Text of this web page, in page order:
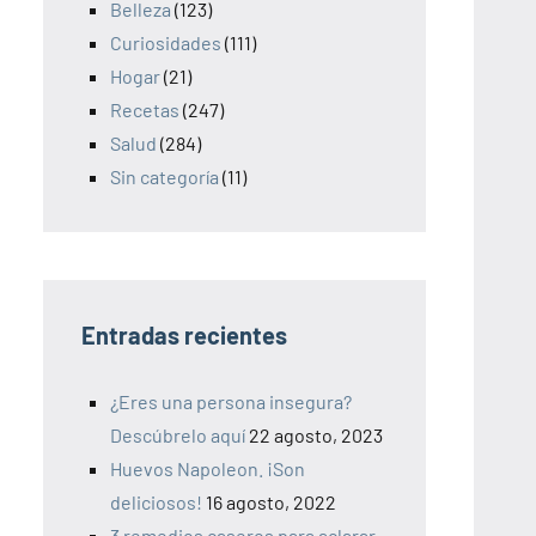
Belleza (123)
Curiosidades (111)
Hogar(21)
Recetas (247)
Salud (284)
Sin categoría (11)
Entradas recientes
¿Eres una persona insegura?
Descúbrelo aquí 22 agosto, 2023
Huevos Napoleon. ¡Son
deliciosos! 16 agosto, 2022